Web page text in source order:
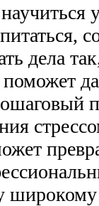
дела
широкому